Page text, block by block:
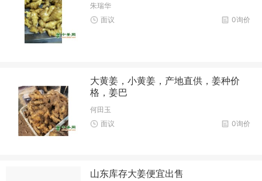
朱瑞华
0询价
面议
大黄姜，小黄姜，产地直供，姜种价
格，姜巴
何田玉
0询价
面议
山东库存大姜便宜出售